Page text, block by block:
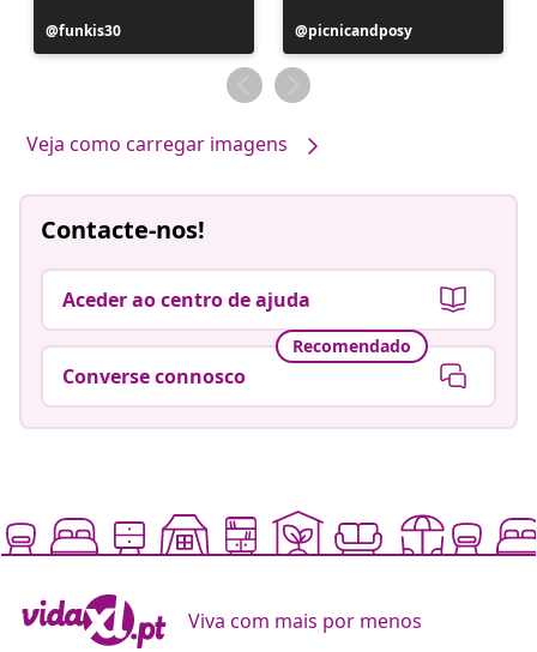
Postagem
publicada
funkis30
Postagem
publicada
por
picnicandposy
Veja como carregar imagens
Contacte-nos!
Aceder ao centro de ajuda
Recomendado
Converse connosco
Viva com mais por menos